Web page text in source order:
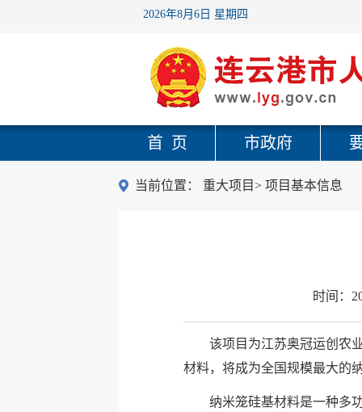
2026年8月6日 星期四
首 页 市政府
当前位置： 重大项目> 项目基本信息
时间：
该项目为江苏奥冠运创农
材料，将成为全国规模最大的
纳米笼硅基材料是一种多